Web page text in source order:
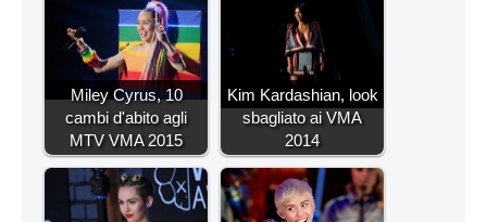
Miley Cyrus, 10
cambi d'abito agli
MTV VMA 2015
Kim Kardashian, look
sbagliato ai VMA
2014